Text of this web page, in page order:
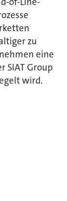
zu
eine
SIAT Group
wird.